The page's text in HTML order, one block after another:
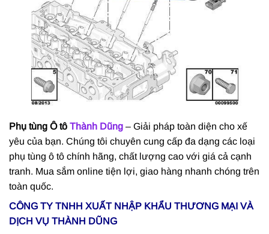
Phụ tùng Ô tô Thành Dũng – Giải pháp toàn diện cho xế
yêu của bạn. Chúng tôi chuyên cung cấp đa dạng các loại
phụ tùng ô tô chính hãng, chất lượng cao với giá cả cạnh
tranh. Mua sắm online tiện lợi, giao hàng nhanh chóng trên
toàn quốc.
CÔNG TY TNHH XUẤT NHẬP KHẨU THƯƠNG MẠI VÀ
DỊCH VỤ THÀNH DŨNG